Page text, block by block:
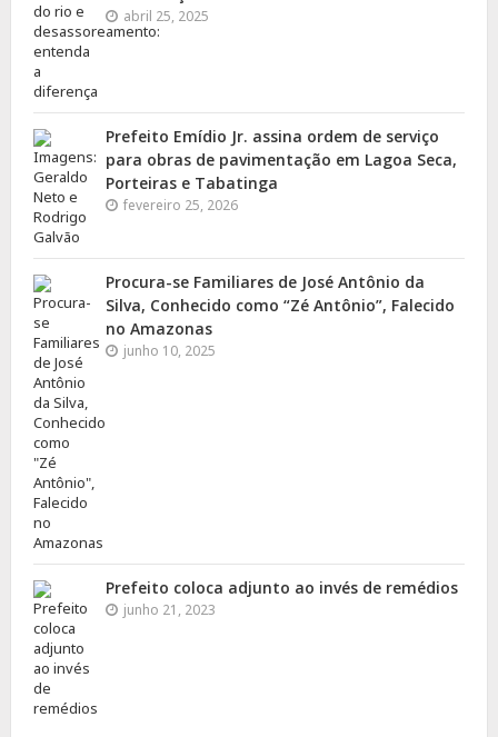
abril 25, 2025
Prefeito Emídio Jr. assina ordem de serviço
para obras de pavimentação em Lagoa Seca,
Porteiras e Tabatinga
fevereiro 25, 2026
Procura-se Familiares de José Antônio da
Silva, Conhecido como “Zé Antônio”, Falecido
no Amazonas
junho 10, 2025
Prefeito coloca adjunto ao invés de remédios
junho 21, 2023